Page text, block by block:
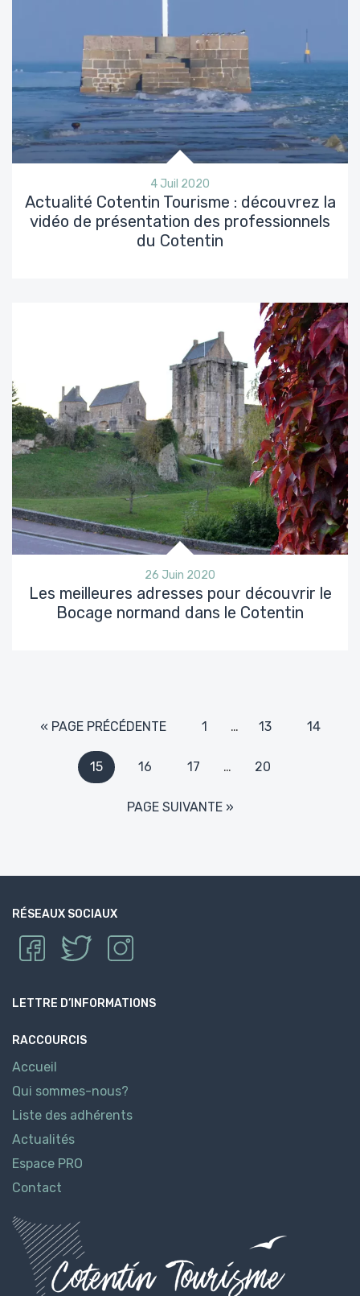
4 Juil 2020
Actualité Cotentin Tourisme : découvrez la
vidéo de présentation des professionnels
du Cotentin
26 Juin 2020
Les meilleures adresses pour découvrir le
Bocage normand dans le Cotentin
« PAGE PRÉCÉDENTE 1 … 13 14
15 16 17 … 20
PAGE SUIVANTE »
RÉSEAUX SOCIAUX
LETTRE D’INFORMATIONS
RACCOURCIS
Accueil
Qui sommes-nous?
Liste des adhérents
Actualités
Espace PRO
Contact